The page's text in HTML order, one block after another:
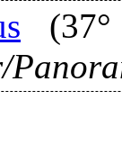
(37°